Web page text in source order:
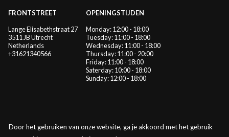
FRONTSTREET
Lange Elisabethstraat 27
3511 JB Utrecht
Netherlands
+31621340566
OPENINGSTIJDEN
Monday: 12:00 - 18:00
Tuesday: 11:00 - 18:00
Wednesday: 11:00 - 18:00
Thursday: 11:00 - 20:00
Friday: 11:00 - 18:00
Saterday: 10:00 - 18:00
Sunday: 12:00 - 18:00
Door het gebruiken van onze website, ga je akkoord met het gebruik